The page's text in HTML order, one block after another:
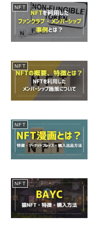
NFT
NFT
NFT
NFT